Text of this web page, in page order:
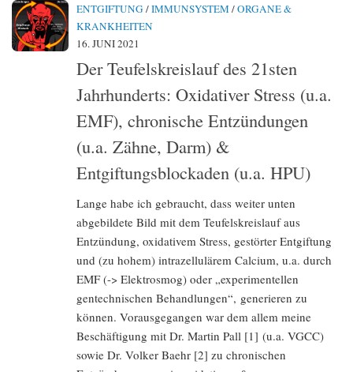
ENTGIFTUNG /IMMUNSYSTEM /ORGANE &
KRANKHEITEN
16. JUNI 2021
Der Teufelskreislauf des 21sten
Jahrhunderts: Oxidativer Stress (u.a.
EMF), chronische Entzündungen
(u.a. Zähne, Darm) &
Entgiftungsblockaden (u.a. HPU)
Lange habe ich gebraucht, dass weiter unten
abgebildete Bild mit dem Teufelskreislauf aus
Entzündung, oxidativem Stress, gestörter Entgiftung
und (zu hohem) intrazellulärem Calcium, u.a. durch
EMF (-> Elektrosmog) oder „experimentellen
gentechnischen Behandlungen“, generieren zu
können. Vorausgegangen war dem allem meine
Beschäftigung mit Dr. Martin Pall [1] (u.a. VGCC)
sowie Dr. Volker Baehr [2] zu chronischen